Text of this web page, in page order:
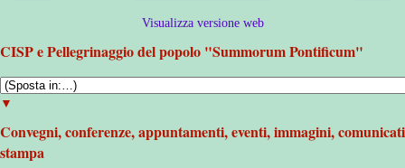
Visualizza versione web
CISP e Pellegrinaggio del popolo "Summorum Pontificum"
▼
Convegni, conferenze, appuntamenti, eventi, immagini, comunicati
stampa